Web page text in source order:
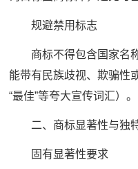
规避禁用标志
商标不得包含国家名称
能带有民族歧视、欺骗性
“最佳”等夸大宣传词汇）。
二、商标显著性与独
固有显著性要求